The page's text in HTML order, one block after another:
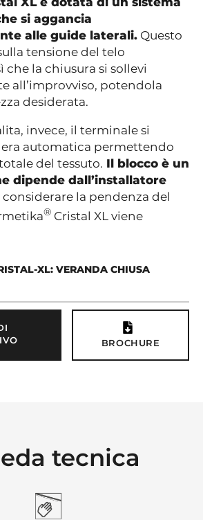
si aggancia
alle guide laterali. Questo
tensione del telo
la chiusura si sollevi
all’improvviso, potendola
desiderata.
invece, il terminale si
automatica permettendo
del tessuto. Il blocco è un
dipende dall’installatore
la pendenza del
® Cristal XL viene
XL: VERANDA CHIUSA
BROCHURE
tecnica